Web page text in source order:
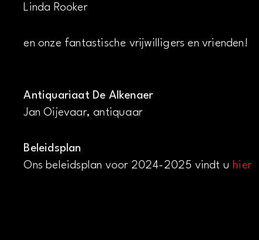
Linda Rooker
en onze fantastische vrijwilligers en vrienden!
Antiquariaat De Alkenaer
Jan Oijevaar, antiquaar
Beleidsplan
Ons beleidsplan voor 2024-2025 vindt u hier